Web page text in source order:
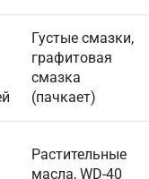
Густые смазки,
графитовая
смазка
(пачкает)
Растительные
масла, WD-40